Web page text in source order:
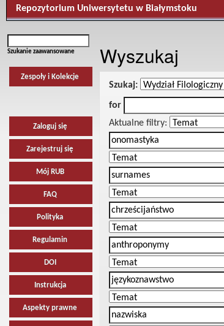
Repozytorium Uniwersytetu w Białymstoku
Szukanie zaawansowane
Zespoły i Kolekcje
Zaloguj się
Zarejestruj się
Mój RUB
FAQ
Polityka
Regulamin
DOI
Instrukcja
Aspekty prawne
Wyszukaj
Szukaj:
for
Aktualne filtry: